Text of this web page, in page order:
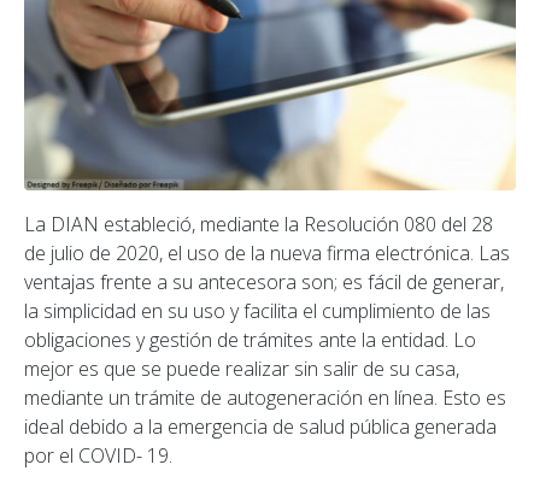
La DIAN estableció, mediante la Resolución 080 del 28
de julio de 2020, el uso de la nueva firma electrónica. Las
ventajas frente a su antecesora son; es fácil de generar,
la simplicidad en su uso y facilita el cumplimiento de las
obligaciones y gestión de trámites ante la entidad. Lo
mejor es que se puede realizar sin salir de su casa,
mediante un trámite de autogeneración en línea. Esto es
ideal debido a la emergencia de salud pública generada
por el COVID- 19.